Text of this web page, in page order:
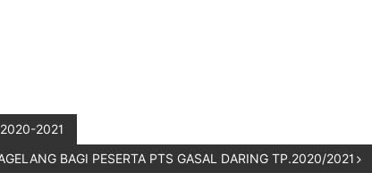
2021
BAGI PESERTA PTS GASAL DARING TP.2020/2021